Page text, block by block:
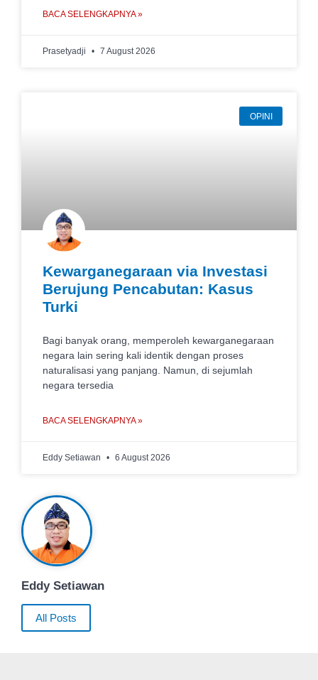
Eddy Setiawan
All Posts
BACA SELENGKAPNYA »
Prasetyadji 7 August 2026
OPINI
Kewarganegaraan via Investasi
Berujung Pencabutan: Kasus
Turki
Bagi banyak orang, memperoleh kewarganegaraan
negara lain sering kali identik dengan proses
naturalisasi yang panjang. Namun, di sejumlah
negara tersedia
BACA SELENGKAPNYA »
Eddy Setiawan 6 August 2026